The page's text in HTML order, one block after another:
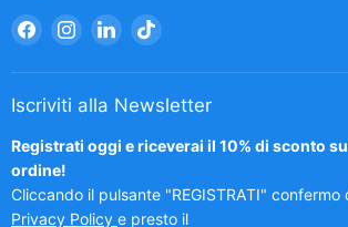
Trovaci
Facebook
Trovaci
Instagram
Trovaci
LinkedIn
Trovaci
TikTok
Iscriviti alla Newsletter
Registrati oggi e riceverai il 10% di sconto
ordine!
Cliccando il pulsante "REGISTRATI" confermo
Privacy Policy e presto il